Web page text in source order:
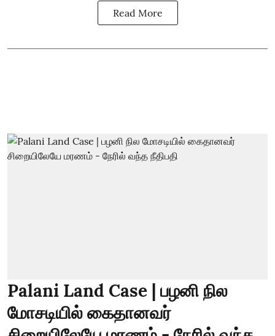
Read More
Palani Land Case | பழனி நில
மோசடியில் கைதானவர்